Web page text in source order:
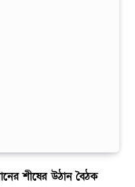
শীষের উঠান বৈঠক